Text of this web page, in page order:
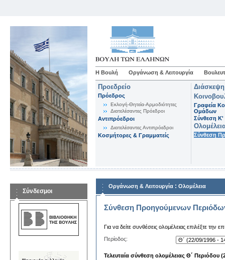
Η Βουλή Οργάνωση & Λειτουργία
Προεδρείο
Πρόεδρος
Εκλογή-Θητεία-Αρμοδιότητες
Διατελέσαντες Πρόεδροι
Αντιπρόεδροι
Διατελέσαντες Αντιπρόεδροι
Κοσμήτορες & Γραμματείς
Γραφεία
Ομάδων
Σύνθεση K'
Σύνθεση
Σύνδεσμοι
Οργάνωση & Λειτουργία : Ολομέλεια
Σύνθεση Προηγούμενων
Για να δείτε συνθέσεις ολομέλειας επιλέξτε την
Περίοδος:
Τελευταία σύνθεση ολομέλειας Θ΄ Περιόδου